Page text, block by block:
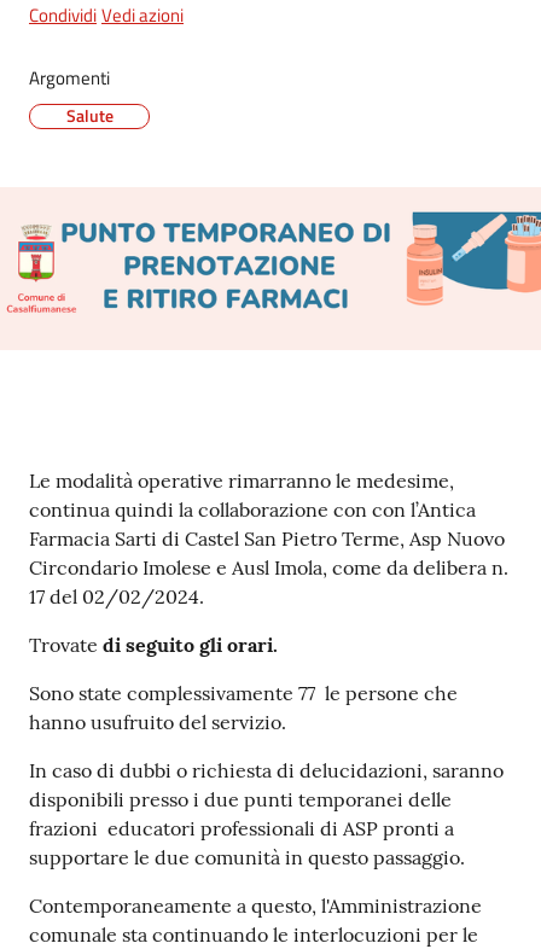
gli
argomenti
CondividiVedi azioni
Argomenti
Salute
Contenuto
Le modalità operative rimarranno le medesime,
continua quindi la collaborazione con con l’Antica
Farmacia Sarti di Castel San Pietro Terme, Asp Nuovo
Circondario Imolese e Ausl Imola, come da delibera n.
17 del 02/02/2024.
Trovate di seguito gli orari.
Sono state complessivamente 77 le persone che
hanno usufruito del servizio.
In caso di dubbi o richiesta di delucidazioni, saranno
disponibili presso i due punti temporanei delle
frazioni educatori professionali di ASP pronti a
supportare le due comunità in questo passaggio.
Contemporaneamente a questo, l'Amministrazione
comunale sta continuando le interlocuzioni per le